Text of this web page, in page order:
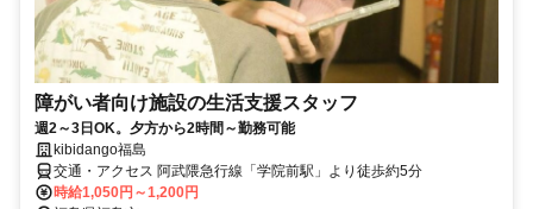
障がい者向け施設の生活支援スタッフ
週2～3日OK。夕方から2時間～勤務可能
kibidango福島
交通・アクセス 阿武隈急行線「学院前駅」より徒歩約5分
時給1,050円～1,200円